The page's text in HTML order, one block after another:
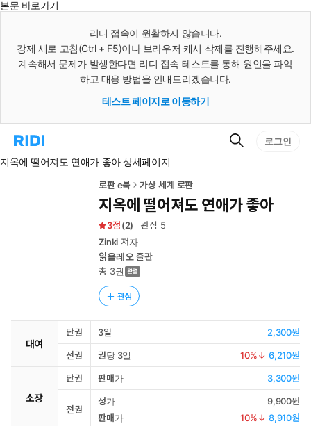
본문 바로가기
리디 접속이 원활하지 않습니다.
강제 새로 고침(Ctrl + F5)이나 브라우저 캐시 삭제를 진행해주세요.
계속해서 문제가 발생한다면 리디 접속 테스트를 통해 원인을 파악
하고 대응 방법을 안내드리겠습니다.
테스트 페이지로 이동하기
리
홈
검
로그인
지옥에 떨어져도 연애가 좋아 상세페이지
로판 e북 가상 세계 로판
지옥에 떨어져도 연애가 좋아
3 (2) 관심 5
Zinki 저자
읽을레오 출판
총 3권
관심
대여
단권 3일 2,300원
전권 권당 3일 10%↓ 6,210원
소장
단권 판매가 3,300원
전권
정가
9,900원
판매가
10%↓ 8,910원